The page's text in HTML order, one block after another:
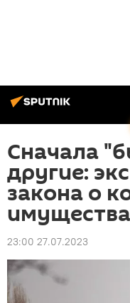
Сначала
другие:
закона о
23:00 27.07.2023